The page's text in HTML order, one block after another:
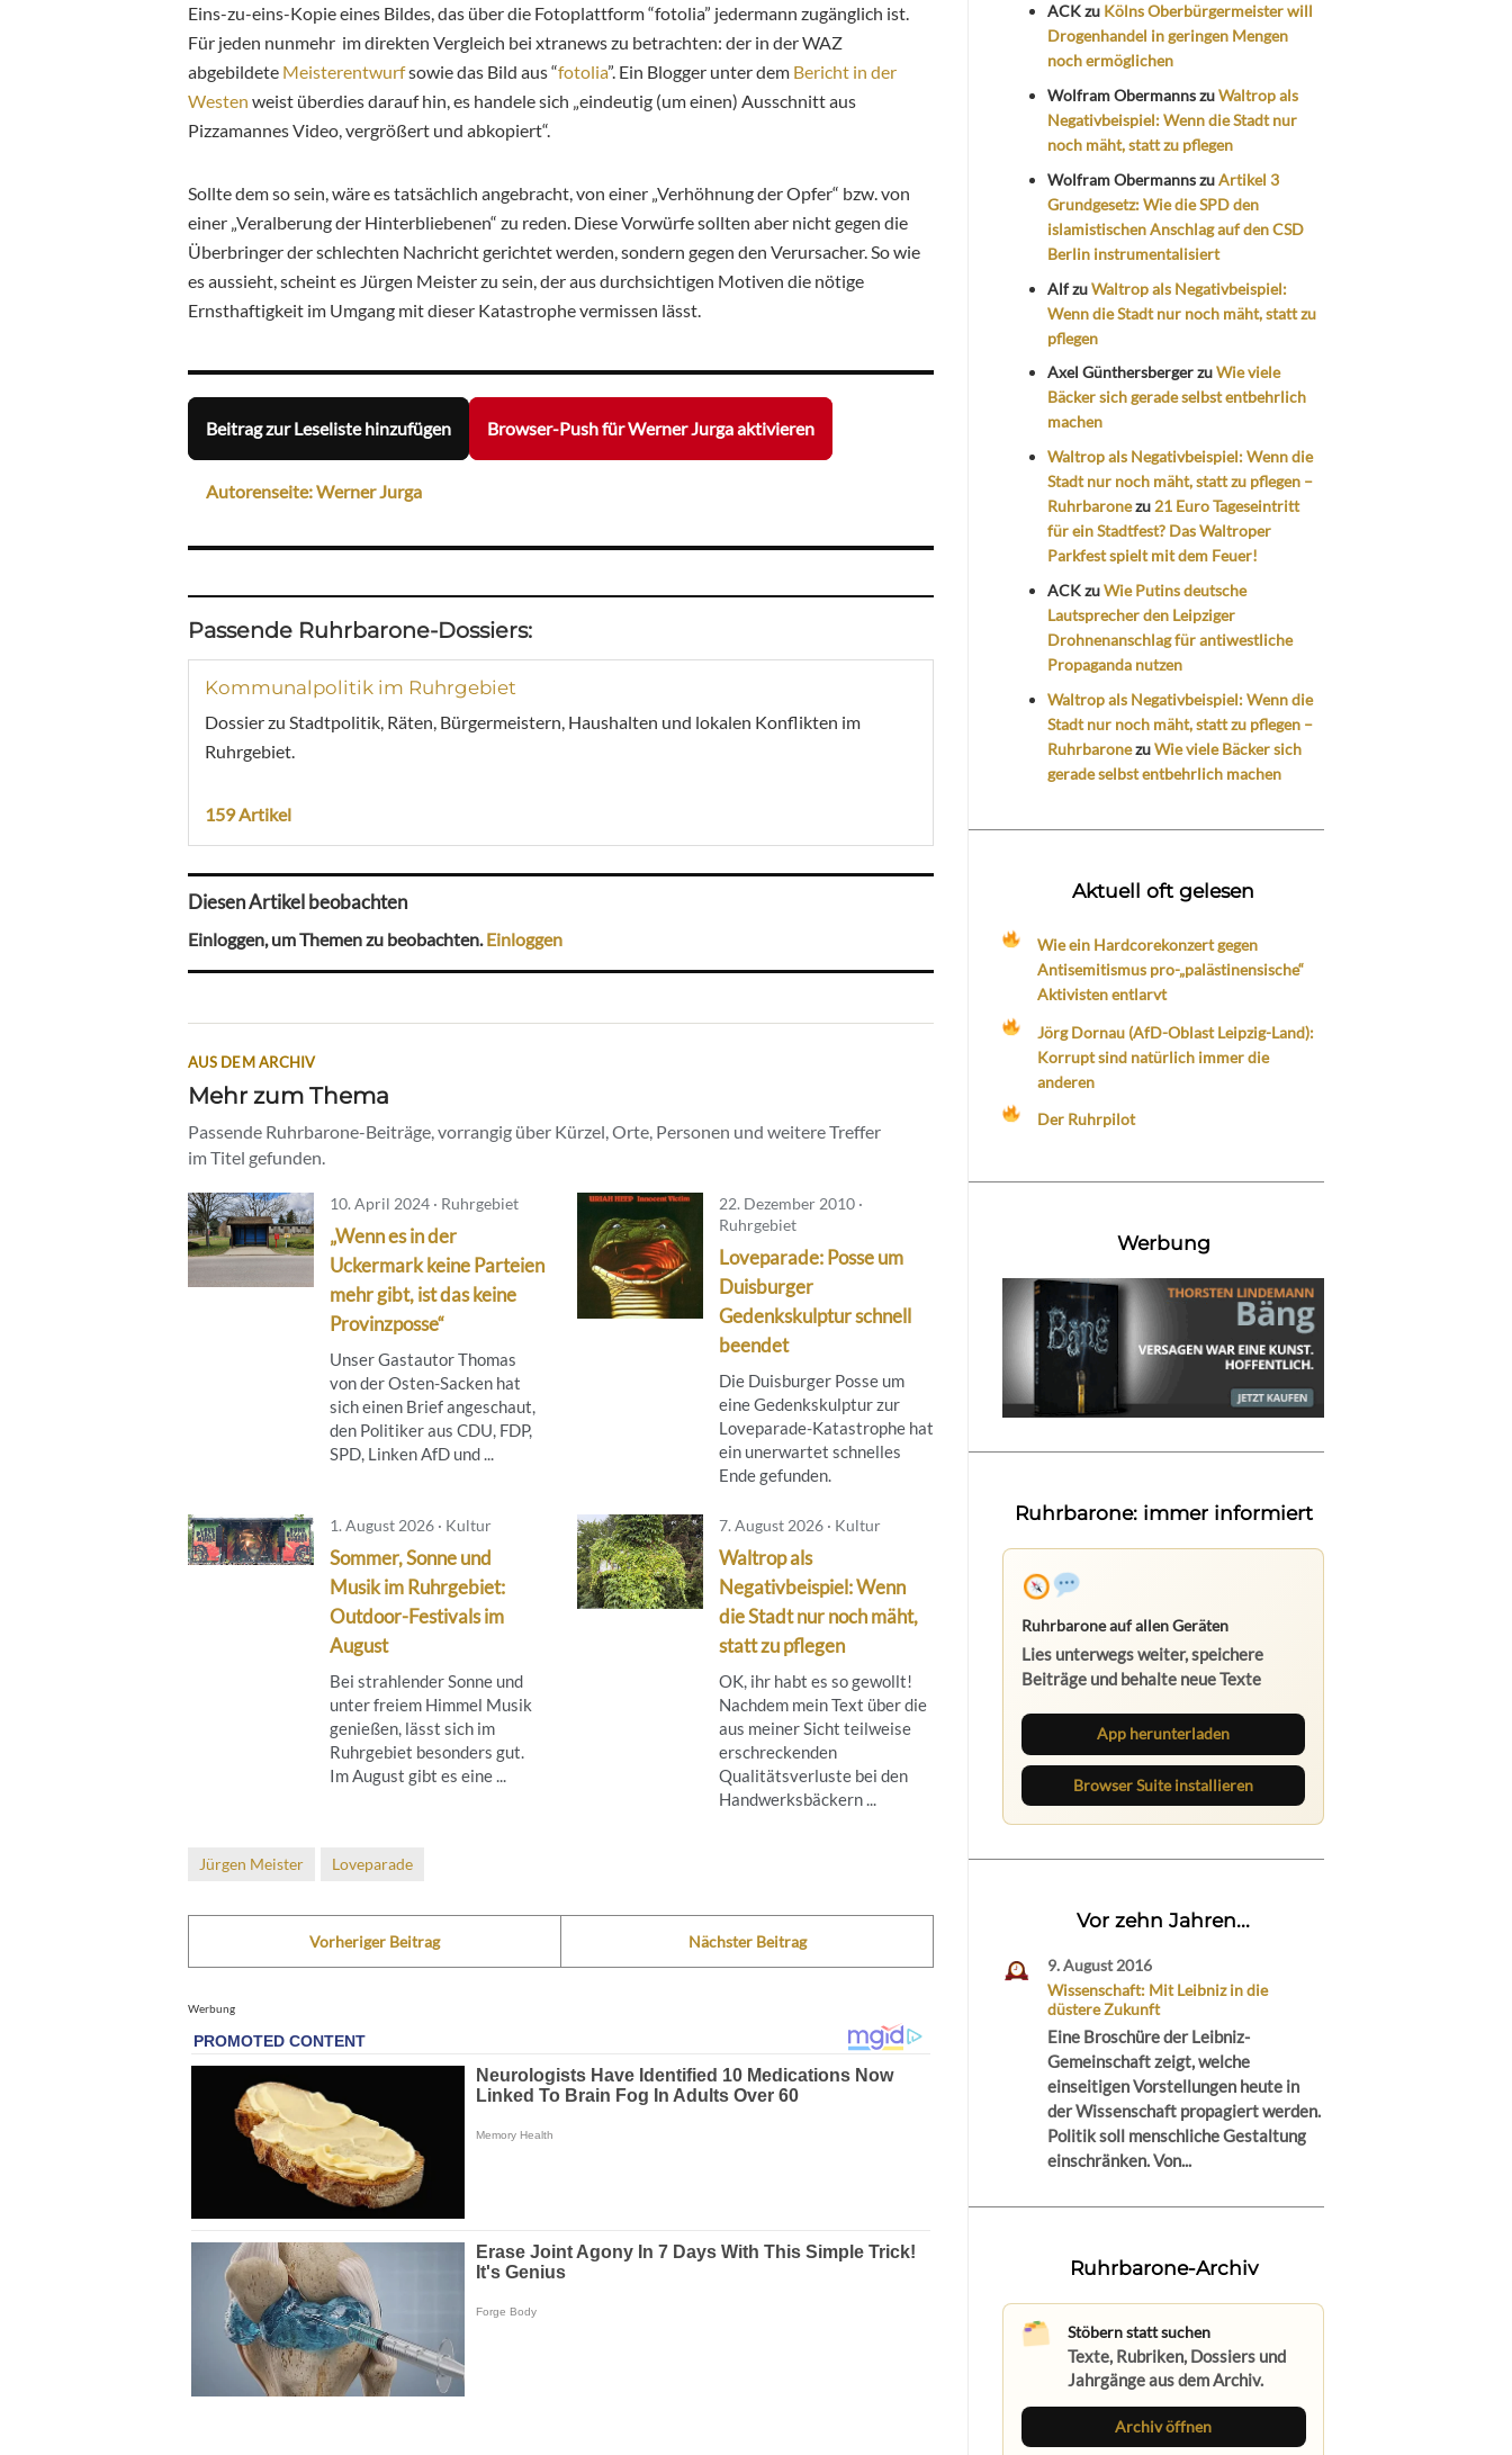
Eins-zu-eins-Kopie eines Bildes, das über die Fotoplattform “fotolia” jedermann zugänglich ist.
Für jeden nunmehr im direkten Vergleich bei xtranews zu betrachten: der in der WAZ
abgebildete Meisterentwurfsowie das Bild aus “fotolia”. Ein Blogger unter dem Bericht in der
Westen weist überdies darauf hin, es handele sich „eindeutig (um einen) Ausschnitt aus
Pizzamannes Video, vergrößert und abkopiert“.
Sollte dem so sein, wäre es tatsächlich angebracht, von einer „Verhöhnung der Opfer“ bzw. von
einer „Veralberung der Hinterbliebenen“ zu reden. Diese Vorwürfe sollten aber nicht gegen die
Überbringer der schlechten Nachricht gerichtet werden, sondern gegen den Verursacher. So wie
es aussieht, scheint es Jürgen Meister zu sein, der aus durchsichtigen Motiven die nötige
Ernsthaftigkeit im Umgang mit dieser Katastrophe vermissen lässt.
Beitrag zur Leseliste hinzufügen Browser-Push für Werner Jurga aktivieren
Autorenseite: Werner Jurga
Passende Ruhrbarone-Dossiers:
Kommunalpolitik im Ruhrgebiet
Dossier zu Stadtpolitik, Räten, Bürgermeistern, Haushalten und lokalen Konflikten im
Ruhrgebiet.
159 Artikel
Diesen Artikel beobachten
Einloggen, um Themen zu beobachten.Einloggen
AUS DEM ARCHIV
Mehr zum Thema
Passende Ruhrbarone-Beiträge, vorrangig über Kürzel, Orte, Personen und weitere Treffer
im Titel gefunden.
10. April 2024 · Ruhrgebiet
„Wenn es in der
Uckermark keine Parteien
mehr gibt, ist das keine
Provinzposse“
Unser Gastautor Thomas
von der Osten-Sacken hat
sich einen Brief angeschaut,
den Politiker aus CDU, FDP,
SPD, Linken AfD und ...
22. Dezember 2010 ·
Ruhrgebiet
Loveparade: Posse um
Duisburger
Gedenkskulptur schnell
beendet
Die Duisburger Posse um
eine Gedenkskulptur zur
Loveparade-Katastrophe hat
ein unerwartet schnelles
Ende gefunden.
1. August 2026 · Kultur
Sommer, Sonne und
Musik im Ruhrgebiet:
Outdoor-Festivals im
August
Bei strahlender Sonne und
unter freiem Himmel Musik
genießen, lässt sich im
Ruhrgebiet besonders gut.
Im August gibt es eine ...
7. August 2026 · Kultur
Waltrop als
Negativbeispiel: Wenn
die Stadt nur noch mäht,
statt zu pflegen
OK, ihr habt es so gewollt!
Nachdem mein Text über die
aus meiner Sicht teilweise
erschreckenden
Qualitätsverluste bei den
Handwerksbäckern ...
Jürgen Meister Loveparade
Vorheriger Beitrag Nächster Beitrag
Werbung
ACKzu Kölns Oberbürgermeister will
Drogenhandel in geringen Mengen
noch ermöglichen
Wolfram ObermannszuWaltrop als
Negativbeispiel: Wenn die Stadt nur
noch mäht, statt zu pflegen
Wolfram ObermannszuArtikel 3
Grundgesetz: Wie die SPD den
islamistischen Anschlag auf den CSD
Berlin instrumentalisiert
AlfzuWaltrop als Negativbeispiel:
Wenn die Stadt nur noch mäht, statt zu
pflegen
Axel GünthersbergerzuWie viele
Bäcker sich gerade selbst entbehrlich
machen
Waltrop als Negativbeispiel: Wenn die
Stadt nur noch mäht, statt zu pflegen –
Ruhrbaronezu 21 Euro Tageseintritt
für ein Stadtfest? Das Waltroper
Parkfest spielt mit dem Feuer!
ACKzuWie Putins deutsche
Lautsprecher den Leipziger
Drohnenanschlag für antiwestliche
Propaganda nutzen
Waltrop als Negativbeispiel: Wenn die
Stadt nur noch mäht, statt zu pflegen –
RuhrbaronezuWie viele Bäcker sich
gerade selbst entbehrlich machen
Aktuell oft gelesen
Wie ein Hardcorekonzert gegen
Antisemitismus pro-„palästinensische“
Aktivisten entlarvt
Jörg Dornau (AfD-Oblast Leipzig-Land):
Korrupt sind natürlich immer die
anderen
Der Ruhrpilot
Werbung
Ruhrbarone: immer informiert
Ruhrbarone auf allen Geräten
Lies unterwegs weiter, speichere
Beiträge und behalte neue Texte
App herunterladen
Browser Suite installieren
Vor zehn Jahren...
9. August 2016
Wissenschaft: Mit Leibniz in die
düstere Zukunft
Eine Broschüre der Leibniz-
Gemeinschaft zeigt, welche
einseitigen Vorstellungen heute in
der Wissenschaft propagiert werden.
Politik soll menschliche Gestaltung
einschränken. Von...
Ruhrbarone-Archiv
Stöbern statt suchen
Texte, Rubriken, Dossiers und
Jahrgänge aus dem Archiv.
Archiv öffnen